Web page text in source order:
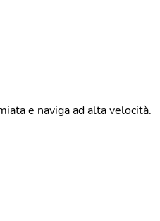
e naviga ad alta velocità.